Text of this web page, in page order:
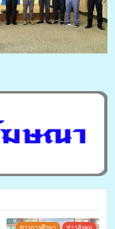
ข่าวการศึกษา ข่าวสังคม